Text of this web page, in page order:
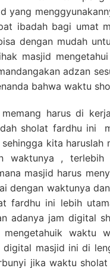
yang
ibadah bagi umat
dengan mudah
masjid
adzan
bahwa waktu
harus di
sholat fardhu ini
kita haruslah
waktunya , terlebih
masjid harus
dengan waktunya
fardhu ini lebih
adanya jam digital
waktu
masjid ini di
jika waktu